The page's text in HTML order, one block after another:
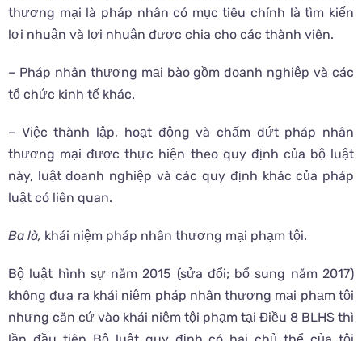
thương mại là pháp nhân có mục tiêu chính là tìm kiến
lợi nhuận và lợi nhuận được chia cho các thành viên.
– Pháp nhân thương mại bào gồm doanh nghiệp và các
tổ chức kinh tế khác.
– Việc thành lập, hoạt động và chấm dứt pháp nhân
thương mại được thực hiện theo quy định của bộ luật
này, luật doanh nghiệp và các quy định khác của pháp
luật có liên quan.
Ba là, khái niệm pháp nhân thương mại phạm tội.
Bộ luật hình sự năm 2015 (sửa đổi; bổ sung năm 2017)
không đưa ra khái niệm pháp nhân thương mại phạm tội
nhưng căn cứ vào khái niệm tội phạm tại Điều 8 BLHS thì